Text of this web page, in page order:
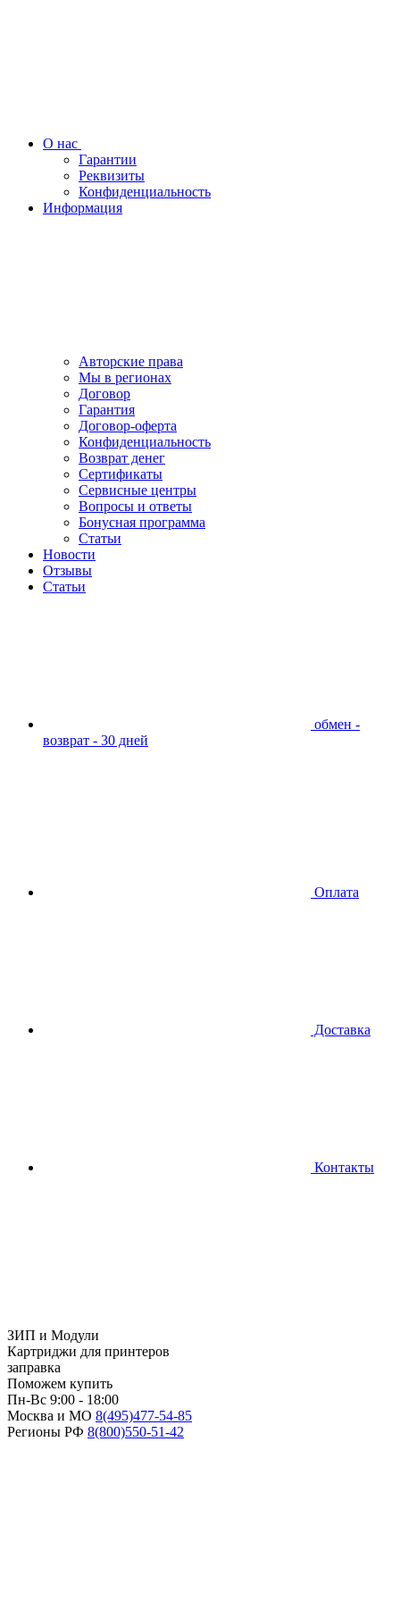
О нас
Гарантии
Реквизиты
Конфиденциальность
Информация
Авторские права
Мы в регионах
Договор
Гарантия
Договор-оферта
Конфиденциальность
Возврат денег
Сертификаты
Сервисные центры
Вопросы и ответы
Бонусная программа
Статьи
Новости
Отзывы
Статьи
обмен -
возврат - 30 дней
Оплата
Доставка
Контакты
ЗИП и Модули
Картриджи для принтеров
заправка
Поможем купить
Пн-Вс 9:00 - 18:00
Москва и МО 8(495)477-54-85
Регионы РФ 8(800)550-51-42